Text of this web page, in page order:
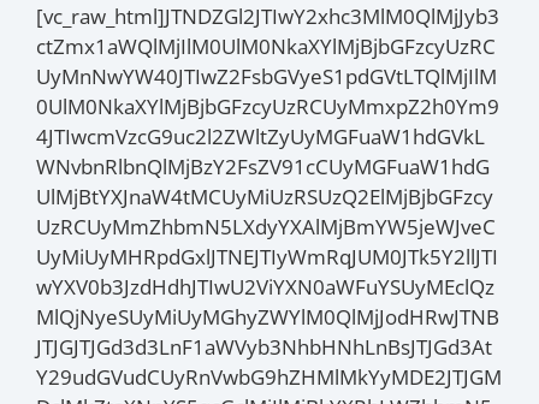
[vc_raw_html]JTNDZGl2JTIwY2xhc3MlM0QlMjJyb3
ctZmx1aWQlMjIlM0UlM0NkaXYlMjBjbGFzcyUzRC
UyMnNwYW40JTIwZ2FsbGVyeS1pdGVtLTQlMjIlM
0UlM0NkaXYlMjBjbGFzcyUzRCUyMmxpZ2h0Ym9
4JTIwcmVzcG9uc2l2ZWltZyUyMGFuaW1hdGVkL
WNvbnRlbnQlMjBzY2FsZV91cCUyMGFuaW1hdG
UlMjBtYXJnaW4tMCUyMiUzRSUzQ2ElMjBjbGFzcy
UzRCUyMmZhbmN5LXdyYXAlMjBmYW5jeWJveC
UyMiUyMHRpdGxlJTNEJTIyWmRqJUM0JTk5Y2llJTI
wYXV0b3JzdHdhJTIwU2ViYXN0aWFuYSUyMEclQz
MlQjNyeSUyMiUyMGhyZWYlM0QlMjJodHRwJTNB
JTJGJTJGd3d3LnF1aWVyb3NhbHNhLnBsJTJGd3At
Y29udGVudCUyRnVwbG9hZHMlMkYyMDE2JTJGM